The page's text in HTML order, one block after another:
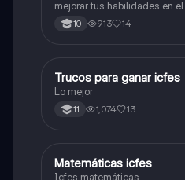
mejorar tus habilidades en
Prueba Saber 11. 🫡
10 913 14
Química
Trucos para ganar icfes
Lo mejor
11 1,074 13
ICFES: Matemáticas
Matemáticas icfes
Icfes matemáticas